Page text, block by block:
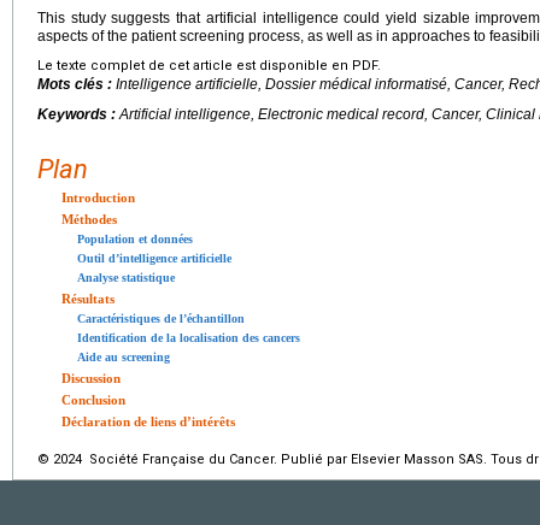
This study suggests that artificial intelligence could yield sizable
aspects of the patient screening process, as well as in approaches to
Le texte complet de cet article est disponible en PDF.
Mots clés : Intelligence artificielle, Dossier médical informatisé, Cancer,
Keywords :Artificial intelligence, Electronic medical record, Cancer, Clinical
Plan
Introduction
Méthodes
Population et données
Outil d’intelligence artificielle
Analyse statistique
Résultats
Caractéristiques de l’échantillon
Identification de la localisation des cancers
Aide au screening
Discussion
Conclusion
Déclaration de liens d’intérêts
© 2024 Société Française du Cancer. Publié par Elsevier Masson SAS. Tous